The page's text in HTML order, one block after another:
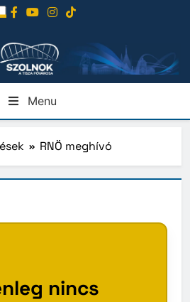
Menu
RNÖ meghívó
nincs